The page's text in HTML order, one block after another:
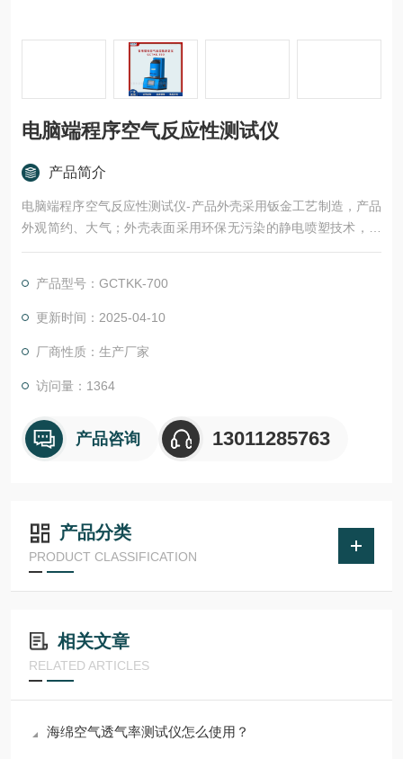
电脑端程序空气反应性测试仪
产品简介
电脑端程序空气反应性测试仪-产品外壳采用钣金工艺制造，产品
外观简约、大气；外壳表面采用环保无污染的静电喷塑技术，工
艺精制，耐磨，耐腐蚀。该仪器所用仪表及其控制元件均严格测
（PLC）控制，实验过程和数据全智能化处理；通过软件可实现
远程监控和数据分析。便捷的人机交互界面、高精度，智能化的
产品型号：GCTKK-700
更新时间：2025-04-10
厂商性质：生产厂家
访问量：1364
产品咨询 13011285763
产品分类
PRODUCT CLASSIFICATION
相关文章
RELATED ARTICLES
海绵空气透气率测试仪怎么使用？